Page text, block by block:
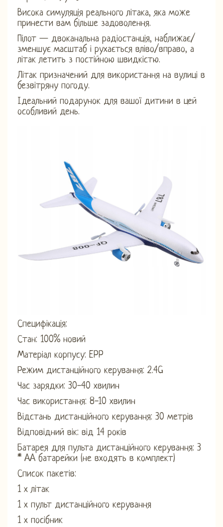
Висока симуляція реального літака, яка може
принести вам більше задоволення.
Пілот — двоканальна радіостанція, наближає/
зменшує масштаб і рухається вліво/вправо, а
літак летить з постійною швидкістю.
Літак призначений для використання на вулиці в
безвітряну погоду.
Ідеальний подарунок для вашої дитини в цей
особливий день.
Специфікація:
Стан: 100% новий
Матеріал корпусу: EPP
Режим дистанційного керування: 2.4G
Час зарядки: 30-40 хвилин
Час використання: 8-10 хвилин
Відстань дистанційного керування: 30 метрів
Відповідний вік: від 14 років
Батарея для пульта дистанційного керування: 3
* AA батарейки (не входять в комплект)
Список пакетів:
1 х літак
1 х пульт дистанційного керування
1 х посібник